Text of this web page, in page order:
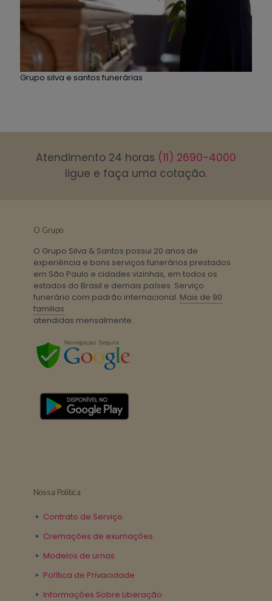
Grupo silva e santos funerárias
Atendimento 24 horas (11) 2690-4000
ligue e faça uma cotação.
O Grupo
O Grupo Silva & Santos possui 20 anos de
experiência e bons serviços funerários prestados
em São Paulo e cidades vizinhas, em todos os
estados do Brasil e demais países. Serviço
funerário com padrão internacional. Mais de 90
familias
atendidas mensalmente.
Nossa Politica
Contrato de Serviço
Cremações de exumações
Modelos de urnas
Política de Privacidade
Informações Sobre Liberação